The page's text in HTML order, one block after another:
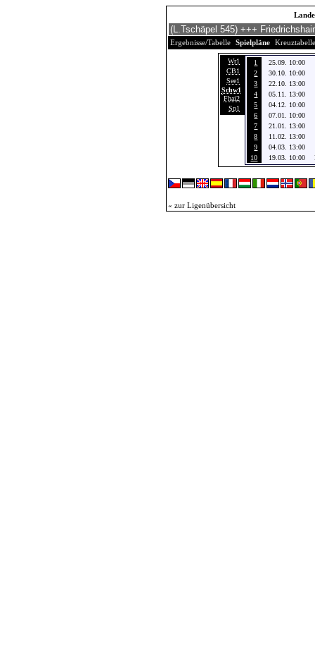
Ergebnisse/Tabelle Spielpläne Kreuztabelle
Wr1
CB1
See1
Schw1
Fhai2
Sp1
1
25.09. 10:00
2
30.10. 10:00
3
22.10. 13:00
4
05.11. 13:00
5
04.12. 10:00
6
07.01. 10:00
7
21.01. 13:00
8
11.02. 13:00
9
04.03. 13:00
10
19.03. 10:00
« zur Ligenübersicht